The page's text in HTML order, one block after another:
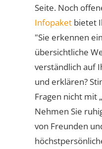
Seite. Noch
Infopaket bietet
"Sie erkennen
übersichtliche
verständlich auf
und erklären?
Fragen nicht mit
Nehmen Sie
von Freunden